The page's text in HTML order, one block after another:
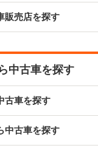
販売店を探す
中古車を探す
古車を探す
中古車を探す